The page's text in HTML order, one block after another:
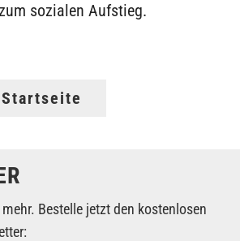
sozialen Aufstieg.
Bestelle jetzt den kostenlosen